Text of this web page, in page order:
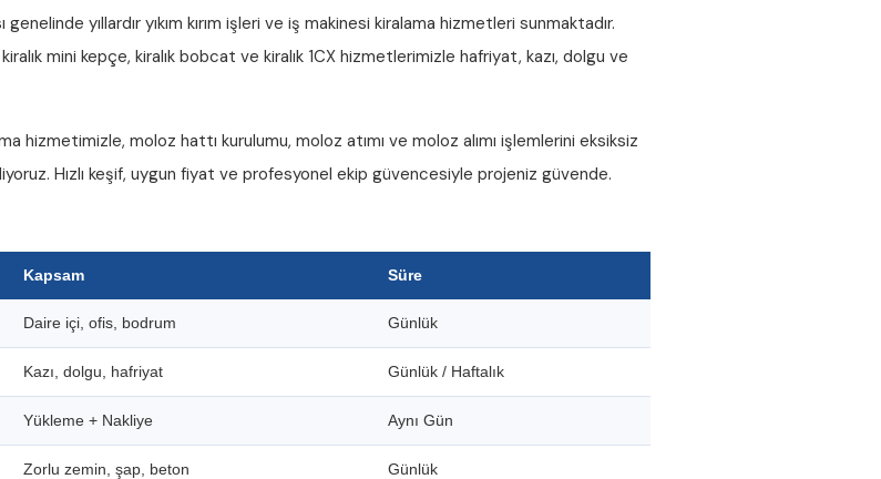
genelinde yıllardıryıkım kırım işleri ve iş makinesi kiralama hizmetleri sunmaktadır.
kiralık mini kepçe, kiralık bobcat ve kiralık 1CX hizmetlerimizle hafriyat, kazı, dolgu ve
hizmetimizle, moloz hattı kurulumu, moloz atımı ve moloz alımı işlemlerini eksiksiz
Hızlı keşif, uygun fiyat ve profesyonel ekip güvencesiyle projeniz güvende.
Kapsam Süre
Daire içi, ofis, bodrum Günlük
Kazı, dolgu, hafriyat Günlük / Haftalık
Yükleme + Nakliye Aynı Gün
Zorlu zemin, şap, beton Günlük